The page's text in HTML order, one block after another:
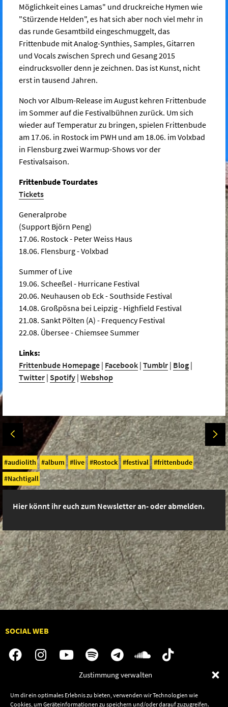
Zustimmung verwalten
Um dir ein optimales Erlebnis zu bieten, verwenden wir Technologien wie
Cookies, um Geräteinformationen zu speichern und/oder darauf zuzugreifen.
Möglichkeit eines Lamas" und druckreiche Hymen wie
"Stürzende Helden", es hat sich aber noch viel mehr in
das runde Gesamtbild eingeschmuggelt, das
Frittenbude mit Analog-Synthies, Samples, Gitarren
und Vocals zwischen Sprech und Gesang 2015
eindrucksvoller denn je zeichnen. Das ist Kunst, nicht
erst in tausend Jahren.
Noch vor Album-Release im August kehren Frittenbude
im Sommer auf die Festivalbühnen zurück. Um sich
wieder auf Temperatur zu bringen, spielen Frittenbude
am 17.06. in Rostock im PWH und am 18.06. im Volxbad
in Flensburg zwei Warmup-Shows vor der
Festivalsaison.
Frittenbude Tourdates
Tickets
Generalprobe
(Support Björn Peng)
17.06. Rostock - Peter Weiss Haus
18.06. Flensburg - Volxbad
Summer of Live
19.06. Scheeßel - Hurricane Festival
20.06. Neuhausen ob Eck - Southside Festival
14.08. Großpösna bei Leipzig - Highfield Festival
21.08. Sankt Pölten (A) - Frequency Festival
22.08. Übersee - Chiemsee Summer
Links:
Frittenbude Homepage | Facebook | Tumblr | Blog |
Twitter | Spotify | Webshop
audiolith album live Rostock festival
frittenbude
Nachtigall
Hier könnt ihr euch zum Newsletter an- oder abmelden.
SOCIAL WEB
News
Kontakt